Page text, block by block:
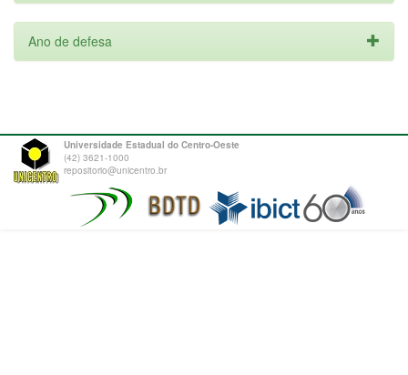
Ano de defesa
Universidade Estadual do Centro-Oeste
(42) 3621-1000
repositorio@unicentro.br